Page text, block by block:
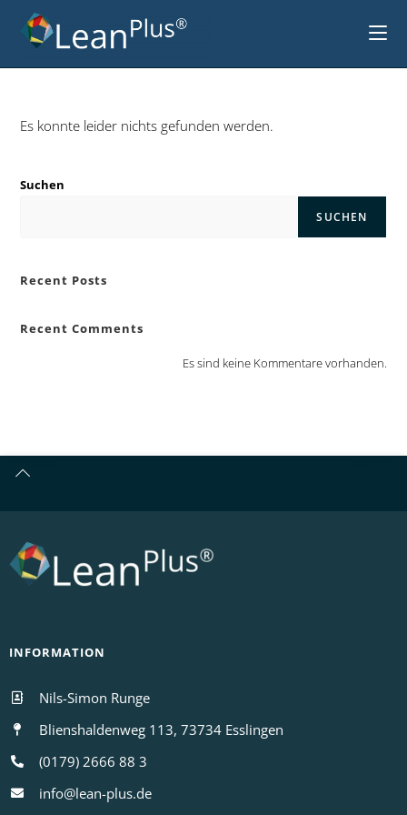
Es konnte leider nichts gefunden werden.
Suchen
SUCHEN
Recent Posts
Recent Comments
Es sind keine Kommentare vorhanden.
INFORMATION
Nils-Simon Runge
Blienshaldenweg 113, 73734 Esslingen
(0179) 2666 88 3
info@lean-plus.de